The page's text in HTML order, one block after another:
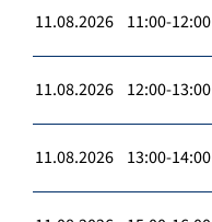
11.08.2026 11:00-12:00
11.08.2026 12:00-13:00
11.08.2026 13:00-14:00